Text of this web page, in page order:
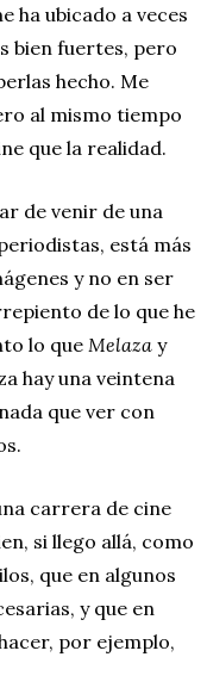
ha ubicado a veces
bien fuertes, pero
hecho. Me
al mismo tiempo
que la realidad.
de venir de una
está más
y no en ser
de lo que he
lo que Melaza y
hay una veintena
que ver con
carrera de cine
si llego allá, como
que en algunos
y que en
por ejemplo,